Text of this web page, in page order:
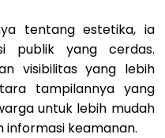
tentang estetika, ia
publik yang cerdas.
visibilitas yang lebih
tampilannya yang
untuk lebih mudah
keamanan.